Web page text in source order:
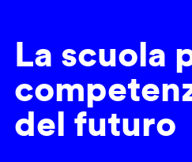
La scuola
del futuro